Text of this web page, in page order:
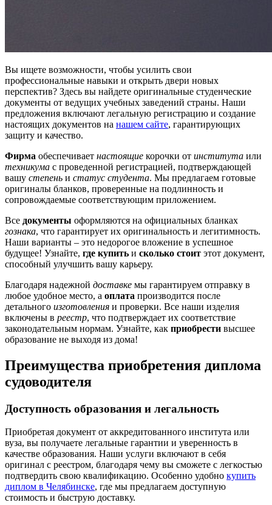
Вы ищете возможности, чтобы усилить свои
профессиональные навыки и открыть двери новых
перспектив? Здесь вы найдете оригинальные студенческие
документы от ведущих учебных заведений страны. Наши
предложения включают легальную регистрацию и создание
настоящих документов на нашем сайте, гарантирующих
защиту и качество.
Фирма обеспечивает настоящие корочки от института или
техникума с проведенной регистрацией, подтверждающей
вашу степень и статус студента. Мы предлагаем готовые
оригиналы бланков, проверенные на подлинность и
сопровождаемые соответствующим приложением.
Все документы оформляются на официальных бланках
гознака, что гарантирует их оригинальность и легитимность.
Наши варианты – это недорогое вложение в успешное
будущее! Узнайте, где купить и сколько стоит этот документ,
способный улучшить вашу карьеру.
Благодаря надежной доставке мы гарантируем отправку в
любое удобное место, а оплата производится после
детального изготовления и проверки. Все наши изделия
включены в реестр, что подтверждает их соответствие
законодательным нормам. Узнайте, как приобрести высшее
образование не выходя из дома!
Преимущества приобретения диплома
судоводителя
Доступность образования и легальность
Приобретая документ от аккредитованного института или
вуза, вы получаете легальные гарантии и уверенность в
качестве образования. Наши услуги включают в себя
оригинал с реестром, благодаря чему вы сможете с легкостью
подтвердить свою квалификацию. Особенно удобно купить
диплом в Челябинске, где мы предлагаем доступную
стоимость и быструю доставку.